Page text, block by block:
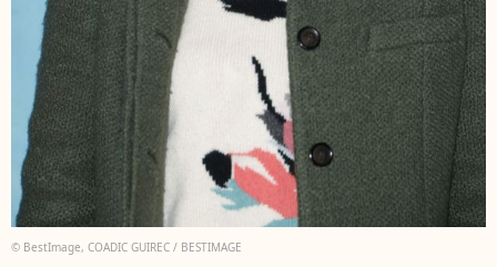
© BestImage, COADIC GUIREC / BESTIMAGE